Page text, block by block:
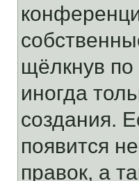
щёлкнув по
иногда
создания.
появится
правок, а